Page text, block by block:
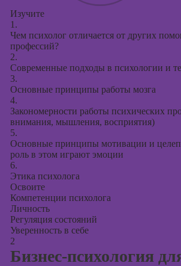
Изучите
1.
Чем психолог отличается от других
профессий?
2.
Современные подходы в психологии и
3.
Основные принципы работы мозга
4.
Закономерности работы психических
внимания, мышления, восприятия)
5.
Основные принципы мотивации и
роль в этом играют эмоции
6.
Этика психолога
Освоите
Компетенции психолога
Личность
Регуляция состояний
Уверенность в себе
2
Бизнес-психология